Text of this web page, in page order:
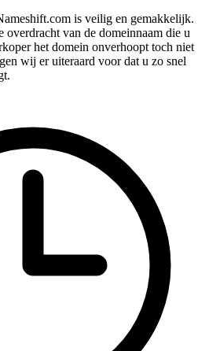
is veilig en gemakkelijk.
overdracht van de domeinnaam die u
het domein onverhoopt toch niet
wij er uiteraard voor dat u zo snel